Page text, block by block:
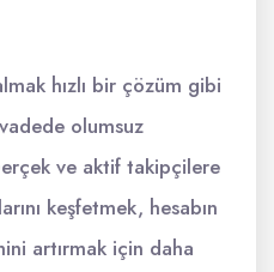
hızlı bir çözüm gibi
olumsuz
ve aktif takipçilere
keşfetmek, hesabın
artırmak için daha